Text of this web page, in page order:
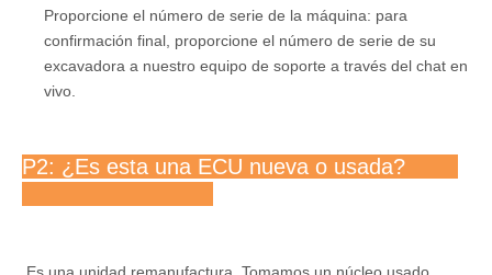
Proporcione el número de serie de la máquina: para
confirmación final, proporcione el número de serie de su
excavadora a nuestro equipo de soporte a través del chat en
vivo.
P2: ¿Es esta una ECU nueva o usada?
Es una unidad remanufactura. Tomamos un núcleo usado,